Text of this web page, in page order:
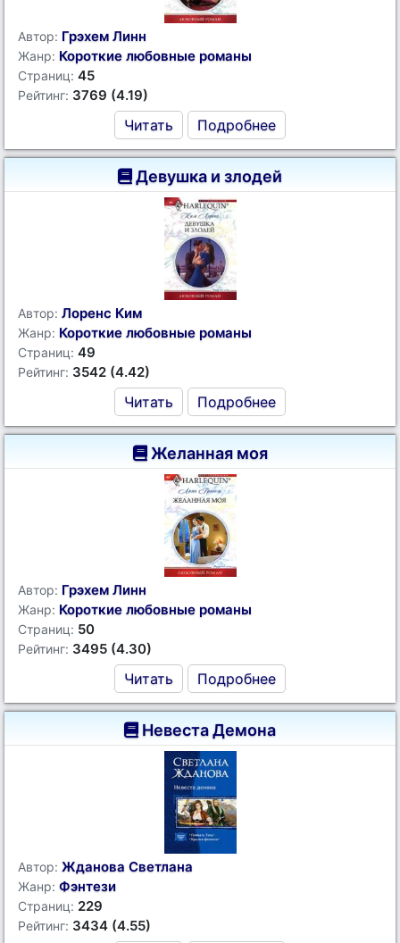
Автор: Грэхем Линн
Жанр: Короткие любовные романы
Страниц: 45
Рейтинг: 3769 (4.19)
Читать Подробнее
Девушка и злодей
Автор: Лоренс Ким
Жанр: Короткие любовные романы
Страниц: 49
Рейтинг: 3542 (4.42)
Читать Подробнее
Желанная моя
Автор: Грэхем Линн
Жанр: Короткие любовные романы
Страниц: 50
Рейтинг: 3495 (4.30)
Читать Подробнее
Невеста Демона
Автор: Жданова Светлана
Жанр: Фэнтези
Страниц: 229
Рейтинг: 3434 (4.55)